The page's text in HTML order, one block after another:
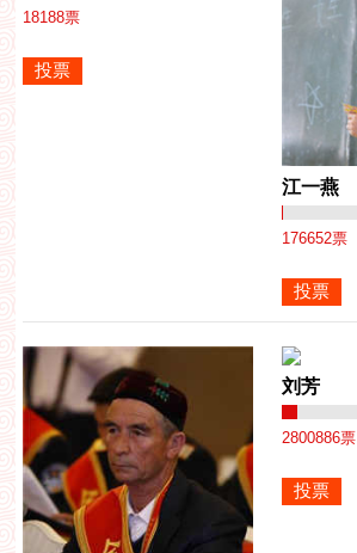
18188票
江一燕
176652票
刘芳
2800886票